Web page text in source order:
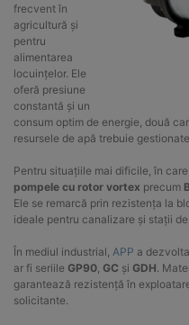
frecvent în
agricultură și
pentru
alimentarea
locuințelor. Ele
oferă presiune
constantă și un
consum optim de energie, două
resursele de apă trebuie
Pentru situațiile mai dificile, în
pompele cu rotor vortex precum
Ele se remarcă prin rezistența la
ideale pentru canalizare și stații de
În mediul industrial, APP a
ar fi seriile GP90 GC și GDH .
garantează rezistență în
solicitante.